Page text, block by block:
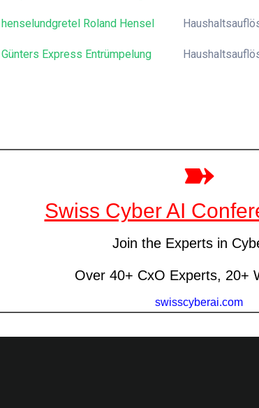
henselundgretel Roland Hensel
Günters Express Entrümpelung